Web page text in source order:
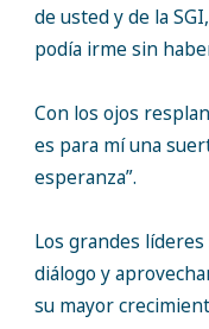
de usted y de la
podía irme sin
Con los ojos
es para mí una
esperanza”.
Los grandes
diálogo y
su mayor